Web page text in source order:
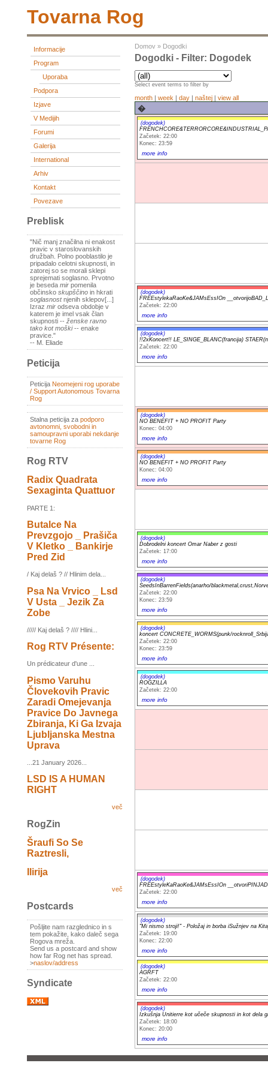
Tovarna Rog
Informacije
Program
Uporaba
Podpora
Izjave
V Medijih
Forumi
Galerija
International
Arhiv
Kontakt
Povezave
Preblisk
"Nič manj značilna ni enakost
pravic v staroslovanskih
družbah. Polno pooblastilo je
pripadalo celotni skupnosti, in
zatorej so se morali sklepi
sprejemati soglasno. Prvotno
je beseda mir pomenila
občinsko skupščino in hkrati
soglasnostnjenih sklepov[...]
Izraz mir odseva obdobje v
katerem je imel vsak član
skupnosti -- ženske ravno
tako kot moški-- enake
pravice."
-- M. Eliade
Peticija
Peticija Neomejeni rog uporabe
/ Support Autonomous Tovarna
Rog
Stalna peticija za podporo
avtonomni, svobodni in
samoupravni uporabi nekdanje
tovarne Rog
Rog RTV
Radix Quadrata
Sexaginta Quattuor
PARTE 1:
Butalce Na
Prevzgojo _ Prašiča
V Kletko _ Bankirje
Pred Zid
/ Kaj delaš ? // Hlinim dela...
Psa Na Vrvico _ Lsd
V Usta _ Jezik Za
Zobe
///// Kaj delaš ? //// Hlini...
Rog RTV Présente:
Un prédicateur d'une ...
Pismo Varuhu
Človekovih Pravic
Zaradi Omejevanja
Pravice Do Javnega
Zbiranja, Ki Ga Izvaja
Ljubljanska Mestna
Uprava
...21 January 2026...
LSD IS A HUMAN
RIGHT
več
RogZin
Šraufi So Se
Raztresli,
Ilirija
več
Postcards
Pošljite nam razglednico in s
tem pokažite, kako daleč sega
Rogova mreža.
Send us a postcard and show
how far Rog net has spread.
>naslov/address
Syndicate
Domov » Dogodki
Dogodki - Filter: Dogodek
Select event terms to filter by
month | week | day | naštej | view all
�
(dogodek)
Začetek: 22:00
Konec: 23:59
more info
(dogodek)
FREEstylekaRaoKe&JAMsEssIOn
Začetek: 22:00
more info
(dogodek)
!!2xKoncert!! LE_SINGE_BLANC(francija)
Začetek: 22:00
more info
(dogodek)
NO BENEFIT + NO PROFIT Party
Konec: 04:00
more info
(dogodek)
NO BENEFIT + NO PROFIT Party
Konec: 04:00
more info
(dogodek)
Dobrodelni koncert Omar Naber z gosti
Začetek: 17:00
more info
(dogodek)
SeedsInBarrenFields(anarho/
Začetek: 22:00
Konec: 23:59
more info
(dogodek)
koncert CONCRETE_WORMS(punk/
Začetek: 22:00
Konec: 23:59
more info
(dogodek)
ROGZILLA
Začetek: 22:00
more info
(dogodek)
FREEstyleKaRaoKe&JAMsEssIOn
Začetek: 22:00
more info
(dogodek)
"Mi nismo stroji!" - Položaj in borba iSužnjev na
Začetek: 19:00
Konec: 22:00
more info
(dogodek)
AGRFT
Začetek: 22:00
more info
(dogodek)
Izkušnja Unitierre kot učeče skupnosti in kot dela
Začetek: 18:00
Konec: 20:00
more info